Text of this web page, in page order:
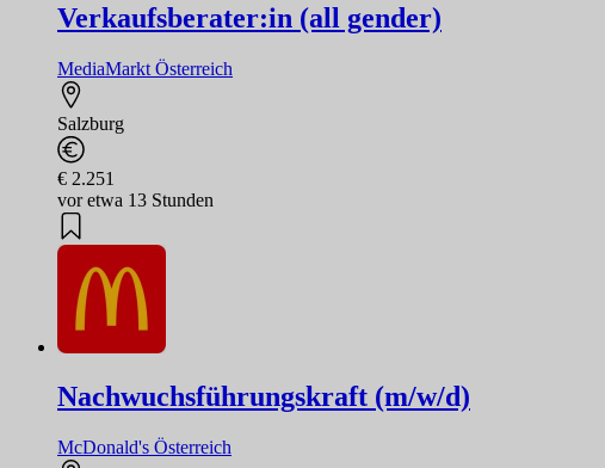
Verkaufsberater:in (all gender)
MediaMarkt Österreich
Salzburg
€ 2.251
vor etwa 13 Stunden
Nachwuchsführungskraft (m/w/d)
McDonald's Österreich